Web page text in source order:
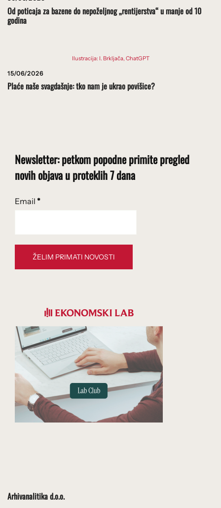
Od poticaja za bazene do nepoželjnog „rentijerstva“ u manje od 10
godina
Ilustracija: I. Brkljača, ChatGPT
15/06/2026
Plaće naše svagdašnje: tko nam je ukrao povišice?
Newsletter: petkom popodne primite pregled
novih objava u proteklih 7 dana
Email *
Arhivanalitika d.o.o.